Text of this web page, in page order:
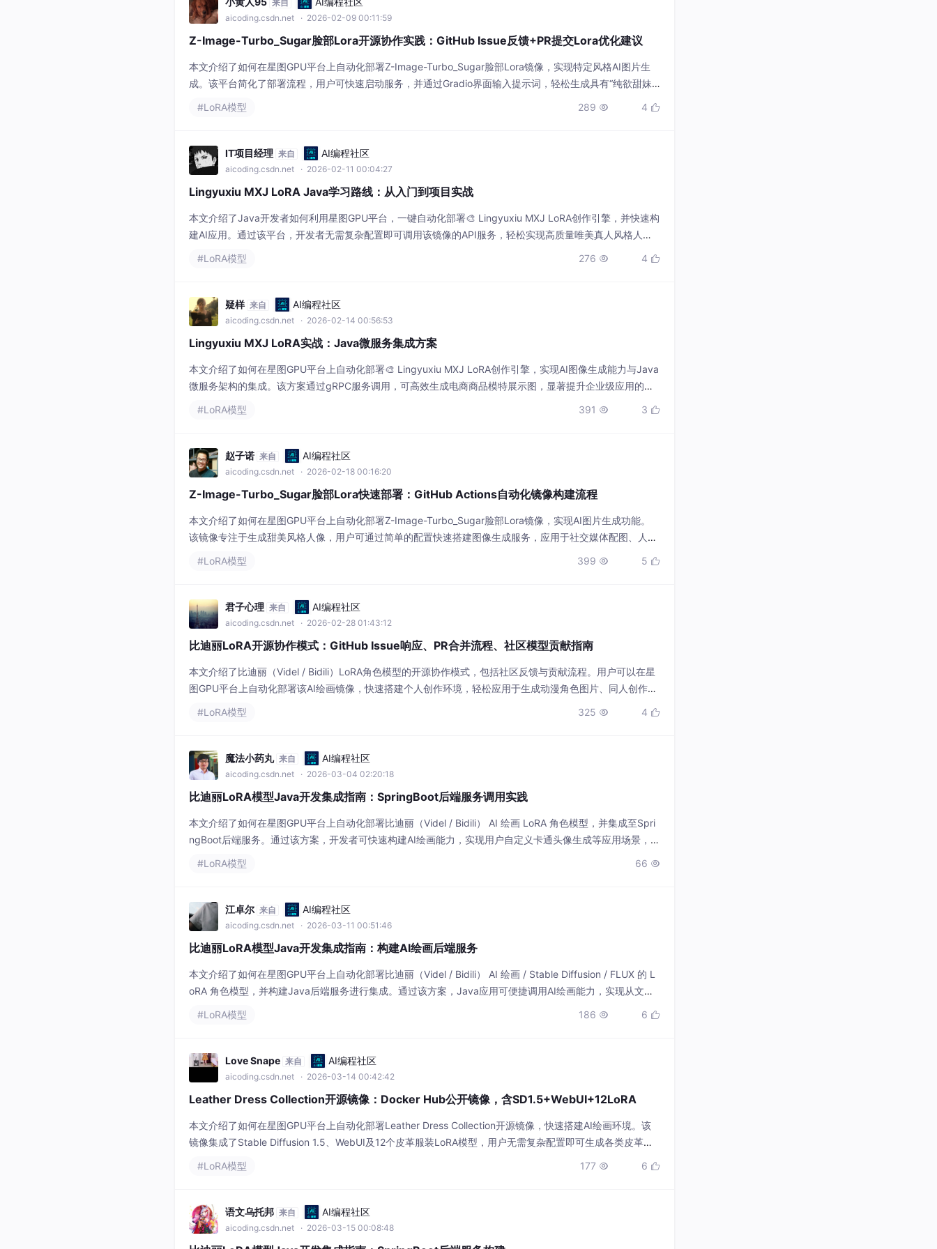
来自
aicoding.csdn.net · 2026-02-09 00:11:59
Z-Image-Turbo_Sugar脸部Lora开源协作实践：GitHub Issue反馈+PR提交Lora优化建议
本文介绍了如何在星图GPU平台上自动化部署Z-Image-Turbo_Sugar脸部Lora镜像，实现特定风格AI图片生
成。该平台简化了部署流程，用户可快速启动服务，并通过Gradio界面输入提示词，轻松生成具有“纯欲甜妹”
风格的清透甜美脸部图像，适用于社交媒体内容创作、电商模特图等场景。
#LoRA模型 289  4 
IT项目经理 来自 AI编程社区
aicoding.csdn.net · 2026-02-11 00:04:27
Lingyuxiu MXJ LoRA Java学习路线：从入门到项目实战
本文介绍了Java开发者如何利用星图GPU平台，一键自动化部署🎨 Lingyuxiu MXJ LoRA创作引擎，并快速构
建AI应用。通过该平台，开发者无需复杂配置即可调用该镜像的API服务，轻松实现高质量唯美真人风格人像
的图片生成，显著提升内容创作效率。
#LoRA模型 276  4 
疑样 来自 AI编程社区
aicoding.csdn.net · 2026-02-14 00:56:53
Lingyuxiu MXJ LoRA实战：Java微服务集成方案
本文介绍了如何在星图GPU平台上自动化部署🎨 Lingyuxiu MXJ LoRA创作引擎，实现AI图像生成能力与Java
微服务架构的集成。该方案通过gRPC服务调用，可高效生成电商商品模特展示图，显著提升企业级应用的内
容创作效率。
#LoRA模型 391  3 
赵子诺 来自 AI编程社区
aicoding.csdn.net · 2026-02-18 00:16:20
Z-Image-Turbo_Sugar脸部Lora快速部署：GitHub Actions自动化镜像构建流程
本文介绍了如何在星图GPU平台上自动化部署Z-Image-Turbo_Sugar脸部Lora镜像，实现AI图片生成功能。
该镜像专注于生成甜美风格人像，用户可通过简单的配置快速搭建图像生成服务，应用于社交媒体配图、人像
艺术创作等场景，提升内容创作效率。
#LoRA模型 399  5 
君子心理 来自 AI编程社区
aicoding.csdn.net · 2026-02-28 01:43:12
比迪丽LoRA开源协作模式：GitHub Issue响应、PR合并流程、社区模型贡献指南
本文介绍了比迪丽（Videl / Bidili）LoRA角色模型的开源协作模式，包括社区反馈与贡献流程。用户可以在星
图GPU平台上自动化部署该AI绘画镜像，快速搭建个人创作环境，轻松应用于生成动漫角色图片、同人创作等
场景，提升内容生产效率。
#LoRA模型 325  4 
魔法小药丸 来自 AI编程社区
aicoding.csdn.net · 2026-03-04 02:20:18
比迪丽LoRA模型Java开发集成指南：SpringBoot后端服务调用实践
本文介绍了如何在星图GPU平台上自动化部署比迪丽（Videl / Bidili） AI 绘画 LoRA 角色模型，并集成至Spri
ngBoot后端服务。通过该方案，开发者可快速构建AI绘画能力，实现用户自定义卡通头像生成等应用场景，有
效平衡性能、成本与数据隐私。
#LoRA模型 66 
江卓尔 来自 AI编程社区
aicoding.csdn.net · 2026-03-11 00:51:46
比迪丽LoRA模型Java开发集成指南：构建AI绘画后端服务
本文介绍了如何在星图GPU平台上自动化部署比迪丽（Videl / Bidili） AI 绘画 / Stable Diffusion / FLUX 的 L
oRA 角色模型，并构建Java后端服务进行集成。通过该方案，Java应用可便捷调用AI绘画能力，实现从文本
描述到生成特定风格图片（如文创插画、文章封面）的自动化流程，有效提升内容创作效率。
#LoRA模型 186  6 
Love Snape 来自 AI编程社区
aicoding.csdn.net · 2026-03-14 00:42:42
Leather Dress Collection开源镜像：Docker Hub公开镜像，含SD1.5+WebUI+12LoRA
本文介绍了如何在星图GPU平台上自动化部署Leather Dress Collection开源镜像，快速搭建AI绘画环境。该
镜像集成了Stable Diffusion 1.5、WebUI及12个皮革服装LoRA模型，用户无需复杂配置即可生成各类皮革服
装设计图，为服装设计师、电商卖家等提供高效的概念图创作与营销素材生成方案。
#LoRA模型 177  6 
语文乌托邦 来自 AI编程社区
aicoding.csdn.net · 2026-03-15 00:08:48